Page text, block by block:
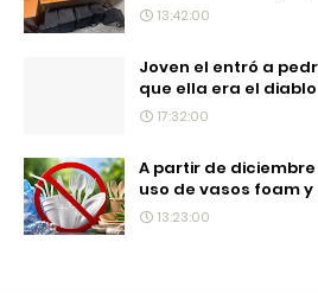
13:42:00
Joven el entró a
que ella era el diablo
17:32:00
A partir de
uso de vasos foam
13:23:00